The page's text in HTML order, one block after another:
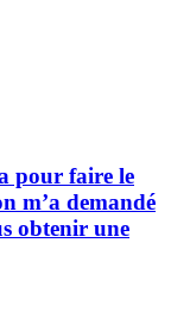
pour faire le
m’a demandé
obtenir une